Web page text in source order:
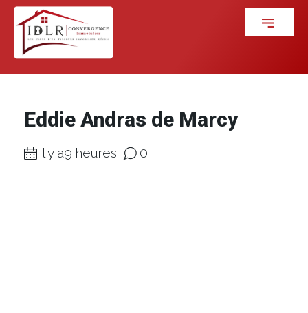
Eddie Andras de Marcy
il y a9 heures 0